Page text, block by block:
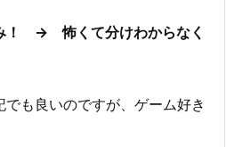
！ → 怖くて分けわからなく
も良いのですが、ゲーム好き